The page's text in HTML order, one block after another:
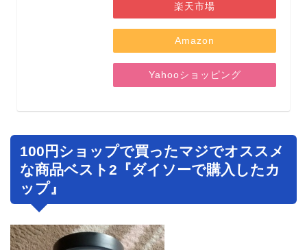
楽天市場
Amazon
Yahooショッピング
100円ショップで買ったマジでオススメ
な商品ベスト2『ダイソーで購入したカ
ップ』